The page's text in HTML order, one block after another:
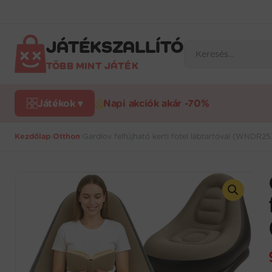
JÁTÉKSZALLÍTÓ
TÖBB MINT JÁTÉK
search
Játékok ▾ Napi akciók akár -70%
Kezdőlap Otthon Gardlov felfújható kerti fotel lábtartóval